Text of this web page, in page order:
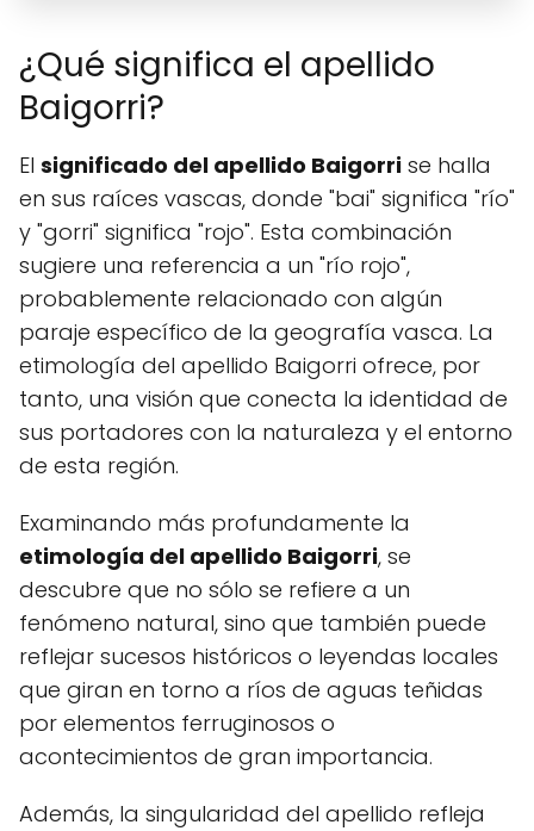
¿Qué significa el apellido
Baigorri?
El significado del apellido Baigorri se halla
en sus raíces vascas, donde "bai" significa "río"
y "gorri" significa "rojo". Esta combinación
sugiere una referencia a un "río rojo",
probablemente relacionado con algún
paraje específico de la geografía vasca. La
etimología del apellido Baigorri ofrece, por
tanto, una visión que conecta la identidad de
sus portadores con la naturaleza y el entorno
de esta región.
Examinando más profundamente la
etimología del apellido Baigorri, se
descubre que no sólo se refiere a un
fenómeno natural, sino que también puede
reflejar sucesos históricos o leyendas locales
que giran en torno a ríos de aguas teñidas
por elementos ferruginosos o
acontecimientos de gran importancia.
Además, la singularidad del apellido refleja